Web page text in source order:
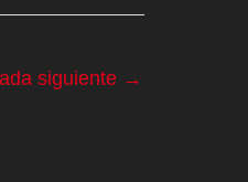
siguiente →